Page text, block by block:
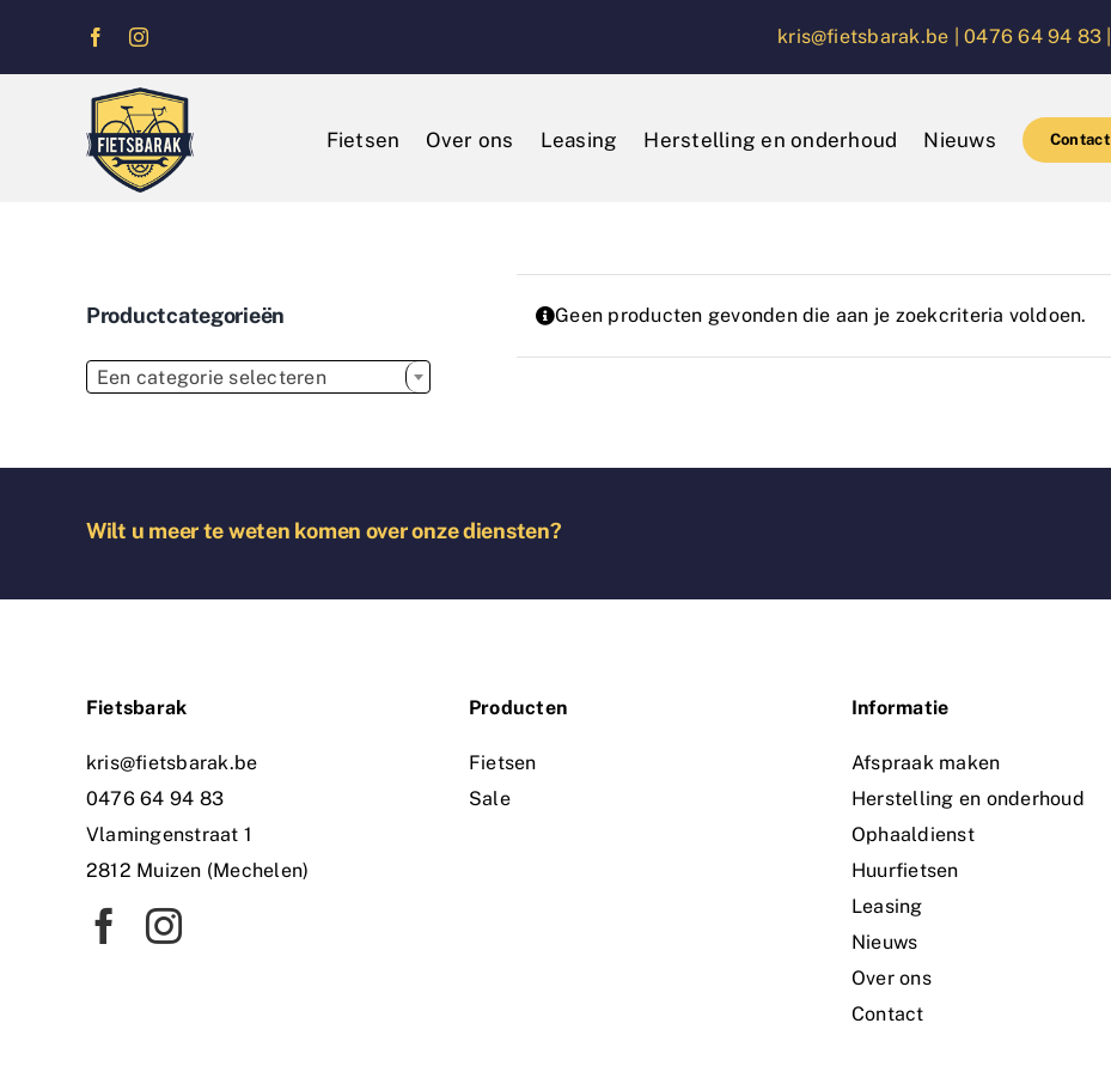
kris@fietsbarak.be |0476 64 94 83 |
Fietsen Over ons Leasing Herstelling en onderhoud Nieuws Contact
Geen producten gevonden die aan je zoekcriteria voldoen.
Productcategorieën
Een categorie selecteren
Wilt u meer te weten komen over onze diensten?
Fietsbarak
kris@fietsbarak.be
0476 64 94 83
Vlamingenstraat 1
2812 Muizen (Mechelen)
Producten
Fietsen
Sale
Informatie
Afspraak maken
Herstelling en onderhoud
Ophaaldienst
Huurfietsen
Leasing
Nieuws
Over ons
Contact